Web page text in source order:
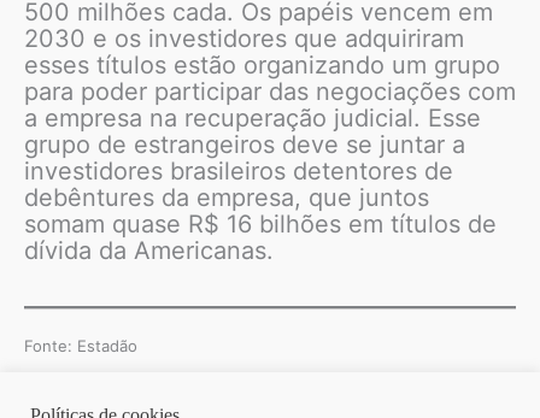
500 milhões cada. Os papéis vencem em
2030 e os investidores que adquiriram
esses títulos estão organizando um grupo
para poder participar das negociações com
a empresa na recuperação judicial. Esse
grupo de estrangeiros deve se juntar a
investidores brasileiros detentores de
debêntures da empresa, que juntos
somam quase R$ 16 bilhões em títulos de
dívida da Americanas.
Fonte: Estadão